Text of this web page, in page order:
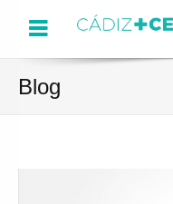
Menu
Blog